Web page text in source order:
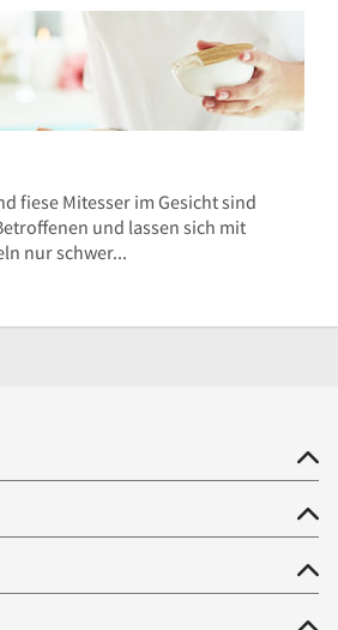
fiese Mitesser im Gesicht sind
und lassen sich mit
nur schwer...